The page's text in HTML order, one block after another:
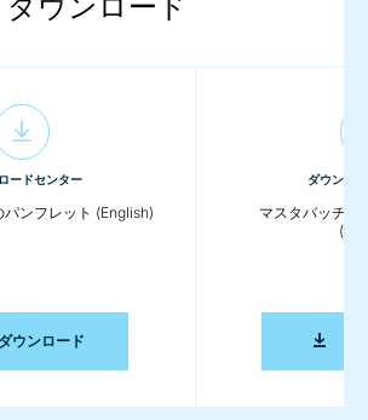
ードセンター
ンフレット (English)
ダウンロードSTS 2軸押出機のパンフレット (ENGLISH)
ダウンロ
マスタバッチ加